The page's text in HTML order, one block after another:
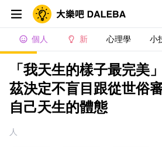
個人 新 心理學 小
「我天生的樣子最完美
茲決定不盲目跟從世俗
自己天生的體態
人